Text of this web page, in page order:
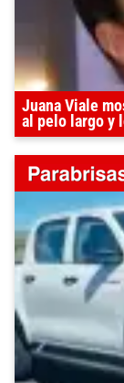
Juana Viale
al pelo largo y